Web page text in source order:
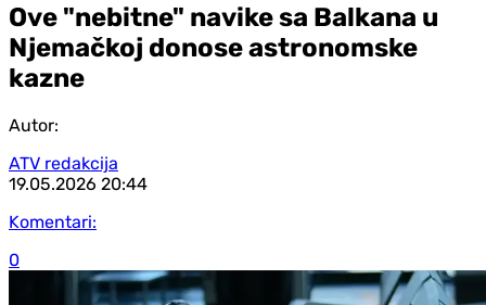
Ove "nebitne" navike sa Balkana u
Njemačkoj donose astronomske
kazne
Autor:
ATV redakcija
19.05.2026 20:44
Komentari:
0